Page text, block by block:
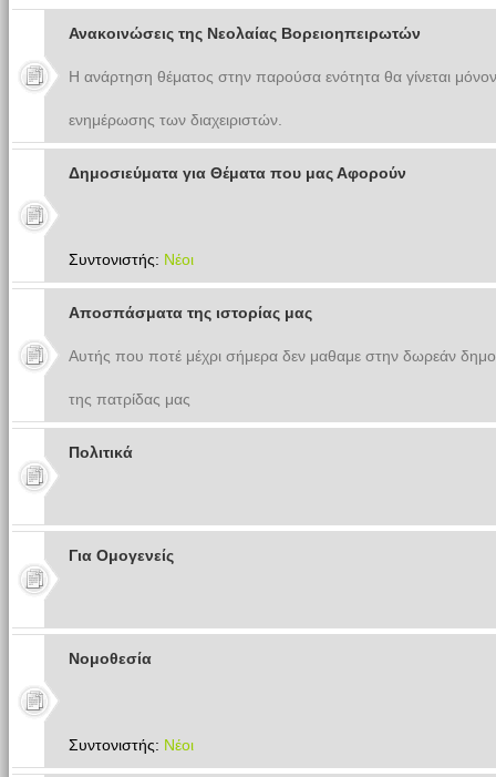
Ανακοινώσεις της Νεολαίας Βορειοηπειρωτών
Η ανάρτηση θέματος στην παρούσα ενότητα θα γίνεται
ενημέρωσης των διαχειριστών.
Δημοσιεύματα για Θέματα που μας Αφορούν
Συντονιστής: Νέοι
Αποσπάσματα της ιστορίας μας
Αυτής που ποτέ μέχρι σήμερα δεν μαθαμε στην δωρεάν
της πατρίδας μας
Πολιτικά
Για Ομογενείς
Νομοθεσία
Συντονιστής: Νέοι